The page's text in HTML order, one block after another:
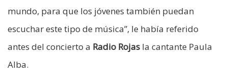
mundo, para que los jóvenes también puedan
escuchar este tipo de música”, le había referido
antes del concierto a Radio Rojas la cantante Paula
Alba.